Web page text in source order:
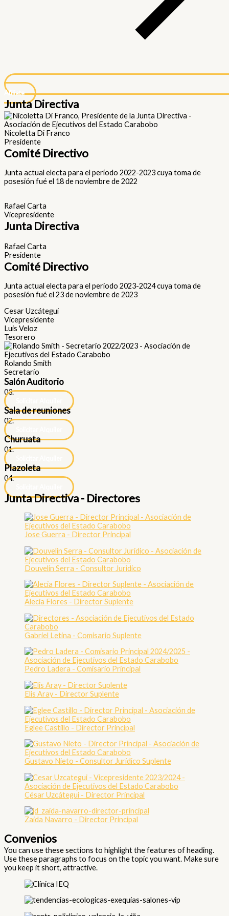
Afíliate
Junta Directiva
Nicoletta Di Franco
Presidente
Comité Directivo
Junta actual electa para el período 2022-2023 cuya toma de
posesión fué el 18 de noviembre de 2022
Rafael Carta
Vicepresidente
Junta Directiva
Rafael Carta
Presidente
Comité Directivo
Junta actual electa para el período 2023-2024 cuya toma de
posesión fué el 23 de noviembre de 2023
Cesar Uzcátegui
Vicepresidente
Luis Veloz
Tesorero
Rolando Smith
Secretario
Salón Auditorio
03.
Sala de reuniones
02.
Churuata
01.
Plazoleta
04.
Junta Directiva - Directores
Jose Guerra - Director Principal
Douvelin Serra - Consultor Juridico
Alecia Flores - Director Suplente
Gabriel Letina - Comisario Suplente
Pedro Ladera - Comisario Principal
Elis Aray - Director Suplente
Eglee Castillo - Director Principal
Gustavo Nieto - Consultor Jurídico Suplente
César Uzcátegui - Director Principal
Zaida Navarro - Director Principal
Convenios
You can use these sections to highlight the features of heading.
Use these paragraphs to focus on the topic you want. Make sure
you keep it short, attractive.